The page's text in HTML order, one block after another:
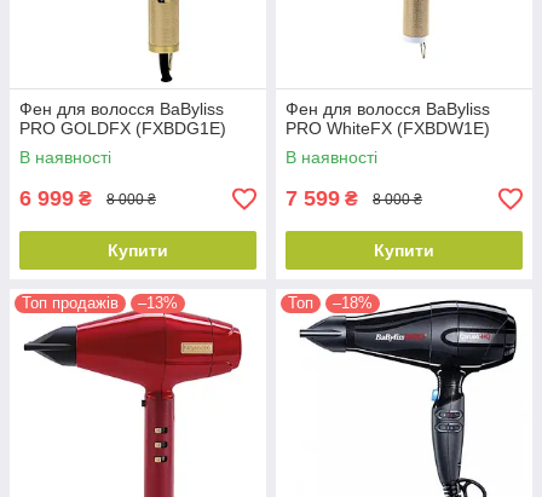
Фен для волосся BaByliss
PRO GOLDFX (FXBDG1E)
В наявності
6 999 ₴ 8 000 ₴
Купити
Фен для волосся BaByliss
PRO WhiteFX (FXBDW1E)
В наявності
7 599 ₴ 8 000 ₴
Купити
Топ продажів –13% Топ –18%